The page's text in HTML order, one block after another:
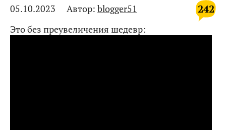
242
05.10.2023 Автор: blogger51
Это без преувеличения шедевр: